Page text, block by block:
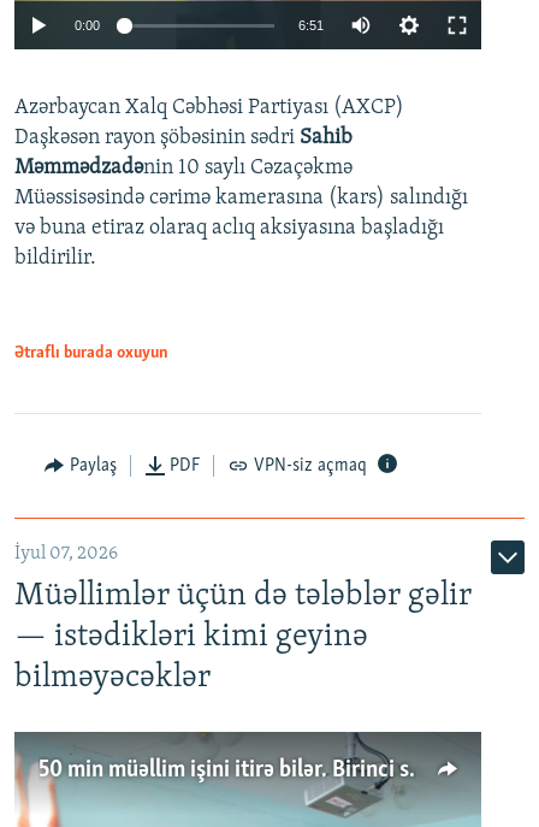
Auto 240p 360p
720p 1080p
0:00 6:51
360p
720p
1080p
Azərbaycan Xalq Cəbhəsi Partiyası (AXCP)
Daşkəsən rayon şöbəsinin sədri Sahib
Məmmədzadənin 10 saylı Cəzaçəkmə
Müəssisəsində cərimə kamerasına (kars) salındığı
və buna etiraz olaraq aclıq aksiyasına başladığı
bildirilir.
Ətraflı burada oxuyun
Paylaş PDF VPN-siz açmaq
İyul 07, 2026
Müəllimlər üçün də tələblər gəlir
— istədikləri kimi geyinə
bilməyəcəklər
50 min müəllim işini itirə bilər. Birinci sinfə gedənlər azalır